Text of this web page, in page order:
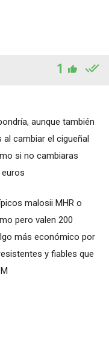
1
aunque también
cambiar el cigueñal
si no cambiaras
malosii MHR o
pero valen 200
más económico por
y fiables que